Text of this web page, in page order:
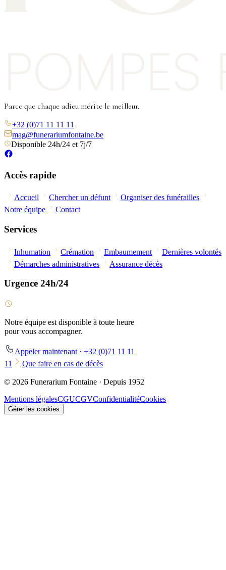
Parce que chaque adieu mérite le meilleur.
+32 (0)71 11 11 11
mag@funerariumfontaine.be
Disponible 24h/24 et 7j/7
Accès rapide
Accueil Chercher un défunt
Organiser des funérailles
Notre équipe
Contact
Services
Inhumation Crémation Embaumement
Dernières volontés
Démarches administratives
Assurance décès
Urgence 24h/24
Notre équipe est disponible à toute heure
pour vous accompagner.
Appeler maintenant · +32 (0)71 11 11
11
Que faire en cas de décès
© 2026 Funerarium Fontaine · Depuis 1952
Mentions légalesCGUCGVConfidentialitéCookies
Gérer les cookies